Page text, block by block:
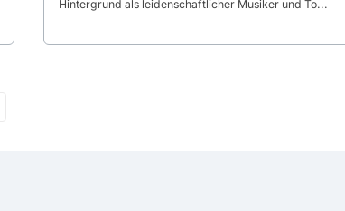
Hintergrund als leidenschaftlicher Musiker und To...